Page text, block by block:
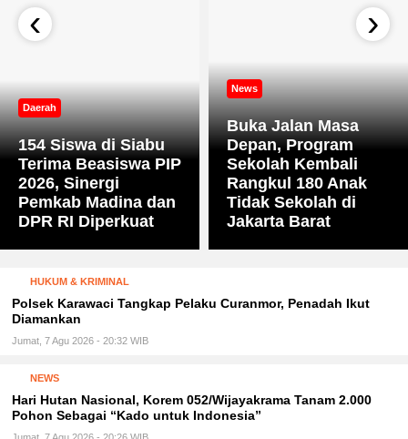
Daerah
154 Siswa di Siabu
Terima Beasiswa PIP
2026, Sinergi
Pemkab Madina dan
DPR RI Diperkuat
News
Buka Jalan Masa
Depan, Program
Sekolah Kembali
Rangkul 180 Anak
Tidak Sekolah di
Jakarta Barat
‹ ›
HUKUM & KRIMINAL
Polsek Karawaci Tangkap Pelaku Curanmor, Penadah Ikut
Diamankan
Jumat, 7 Agu 2026 - 20:32 WIB
NEWS
Hari Hutan Nasional, Korem 052/Wijayakrama Tanam 2.000
Pohon Sebagai “Kado untuk Indonesia”
Jumat, 7 Agu 2026 - 20:26 WIB